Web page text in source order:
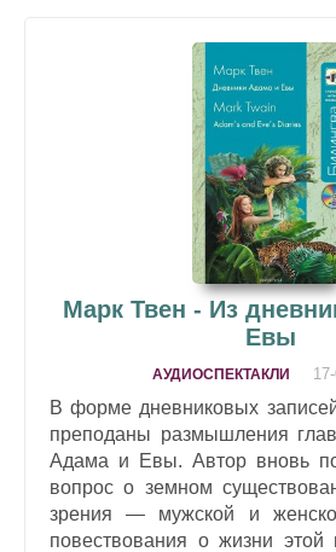
Марк Твен - Из
Евы
АУДИОСПЕКТАКЛИ
В форме дневниковых
преподаны размышления
Адама и Евы. Автор вновь
вопрос о земном
зрения — мужской и
повествования о жизни этой